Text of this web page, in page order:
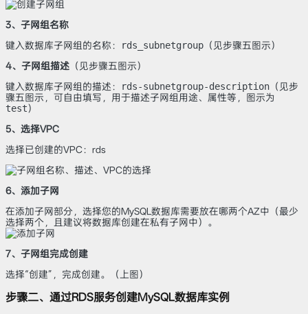
3、子网组名称
键入数据库子网组的名称：
rds_subnetgroup （见步骤五图示）
4、子网组描述 （见步骤五图示）
键入数据库子网组的描述：
rds-subnetgroup-description （见步
骤五图示，可自由填写，用于描述子网组用途、属性等，图示为
test）
5、选择VPC
选择已创建的VPC：rds
6、添加子网
在添加子网部分，选择您的MySQL数据库需要放在哪两个AZ中（最少
选择两个，且建议将数据库创建在私有子网中）。
7、子网组完成创建
选择“创建”，完成创建。（上图）
步骤二、通过RDS服务创建MySQL数据库实例